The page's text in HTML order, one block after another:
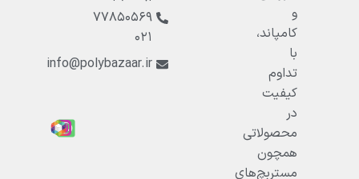
و
کامپاند،
با
تداوم
کیفیت
در
محصولاتی
همچون
مستربچ‌های
۷۷۸۵۰۵۶۹
۰۲۱
info@polybazaar.ir